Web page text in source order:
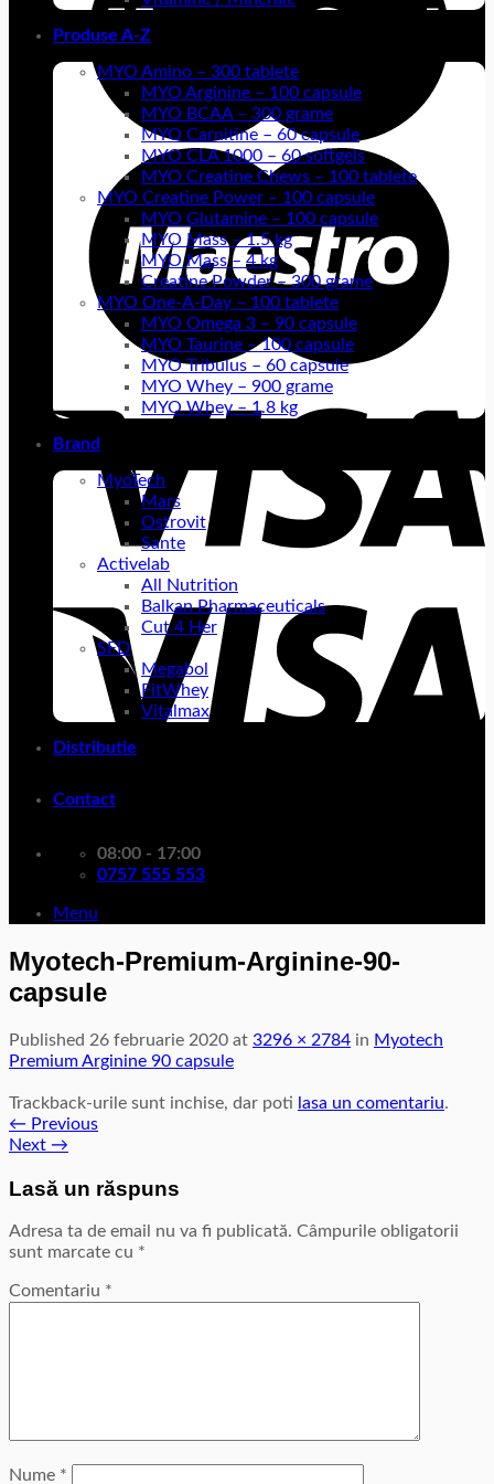
Produse A-Z
MYO Amino – 300 tablete
MYO Arginine – 100 capsule
MYO BCAA – 300 grame
MYO Carnitine – 60 capsule
MYO CLA 1000 – 60 softgels
MYO Creatine Chews – 100 tablete
MYO Creatine Power – 100 capsule
MYO Glutamine – 100 capsule
MYO Mass – 1.5 kg
MYO Mass – 4 kg
Creatine Powder – 300 grame
MYO One-A-Day – 100 tablete
MYO Omega 3 – 90 capsule
MYO Taurine – 100 capsule
MYO Tribulus – 60 capsule
MYO Whey – 900 grame
MYO Whey – 1.8 kg
Brand
MyoTech
Mars
Ostrovit
Sante
Activelab
All Nutrition
Balkan Pharmaceuticals
Cut 4 Her
SFD
Megabol
FitWhey
Vitalmax
Distributie
Contact
08:00 - 17:00
0757 555 553
Menu
Myotech-Premium-Arginine-90-
capsule
Published 26 februarie 2020 at 3296 × 2784 in Myotech
Premium Arginine 90 capsule
Trackback-urile sunt inchise, dar poti lasa un comentariu.
← Previous
Next →
Lasă un răspuns
Adresa ta de email nu va fi publicată. Câmpurile obligatorii
sunt marcate cu *
Comentariu *
Nume *